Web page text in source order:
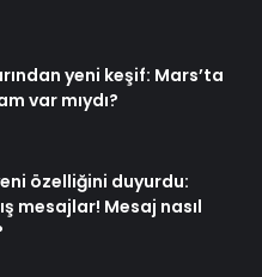
yeni keşif: Mars’ta
var mıydı?
özelliğini duyurdu:
mesajlar! Mesaj nasıl